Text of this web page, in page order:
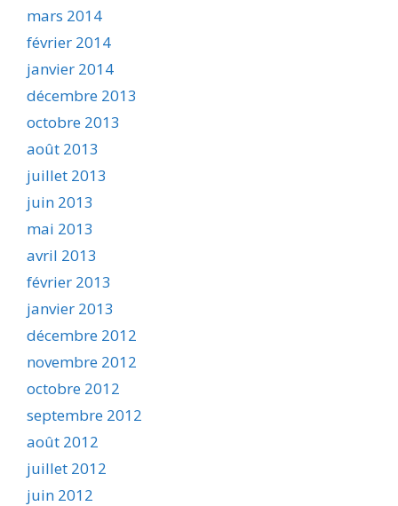
mars 2014
février 2014
janvier 2014
décembre 2013
octobre 2013
août 2013
juillet 2013
juin 2013
mai 2013
avril 2013
février 2013
janvier 2013
décembre 2012
novembre 2012
octobre 2012
septembre 2012
août 2012
juillet 2012
juin 2012